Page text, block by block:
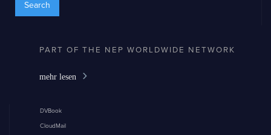
PART OF THE NEP WORLDWIDE NETWORK
mehr lesen
DVBook
CloudMail